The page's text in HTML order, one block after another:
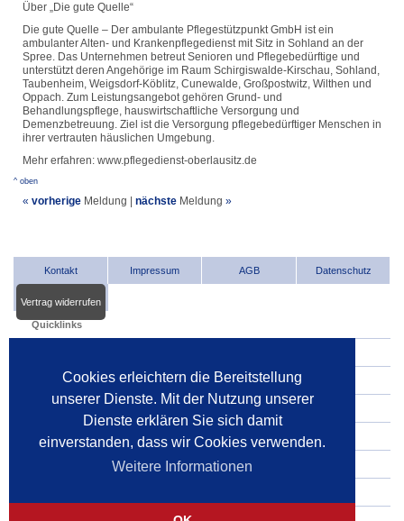
Cookies erleichtern die Bereitstellung
unserer Dienste. Mit der Nutzung unserer
Dienste erklären Sie sich damit
einverstanden, dass wir Cookies verwenden.
Weitere Informationen
Über „Die gute Quelle“
Die gute Quelle – Der ambulante Pflegestützpunkt GmbH ist ein
ambulanter Alten- und Krankenpflegedienst mit Sitz in Sohland an der
Spree. Das Unternehmen betreut Senioren und Pflegebedürftige und
unterstützt deren Angehörige im Raum Schirgiswalde-Kirschau, Sohland,
Taubenheim, Weigsdorf-Köblitz, Cunewalde, Großpostwitz, Wilthen und
Oppach. Zum Leistungsangebot gehören Grund- und
Behandlungspflege, hauswirtschaftliche Versorgung und
Demenzbetreuung. Ziel ist die Versorgung pflegebedürftiger Menschen in
ihrer vertrauten häuslichen Umgebung.
Mehr erfahren: www.pflegedienst-oberlausitz.de
^ oben
« vorherige Meldung nächste Meldung »
Kontakt Impressum AGB Datenschutz
Vertrag widerrufen
Quicklinks
INDat.extra
Dienstleister im Internet